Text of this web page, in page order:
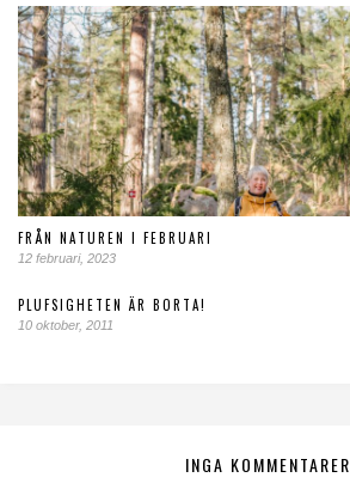
FRÅN NATUREN I FEBRUARI
12 februari, 2023
PLUFSIGHETEN ÄR BORTA!
10 oktober, 2011
INGA KOMMENTARER